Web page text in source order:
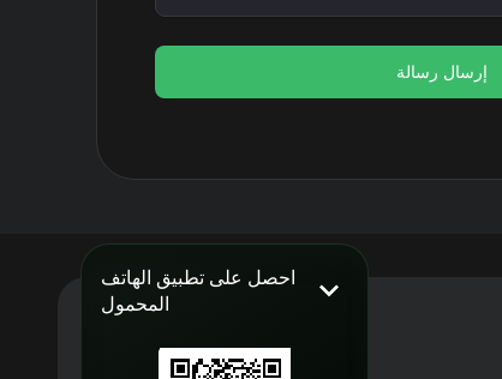
إرسال رسالة
احصل على تطبيق الهاتف
المحمول